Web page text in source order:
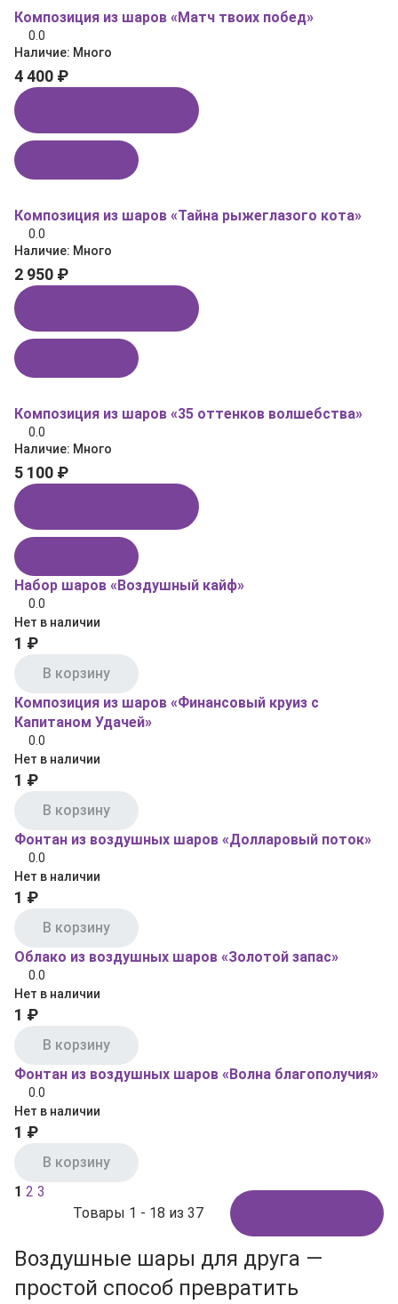
Композиция из шаров «Матч твоих побед»
0.0
Наличие: Много
4 400 ₽
Композиция из шаров «Тайна рыжеглазого кота»
0.0
Наличие: Много
2 950 ₽
Композиция из шаров «35 оттенков волшебства»
0.0
Наличие: Много
5 100 ₽
Набор шаров «Воздушный кайф»
0.0
Нет в наличии
1 ₽
В корзину
Композиция из шаров «Финансовый круиз с
Капитаном Удачей»
0.0
Нет в наличии
1 ₽
В корзину
Фонтан из воздушных шаров «Долларовый поток»
0.0
Нет в наличии
1 ₽
В корзину
Облако из воздушных шаров «Золотой запас»
0.0
Нет в наличии
1 ₽
В корзину
Фонтан из воздушных шаров «Волна благополучия»
0.0
Нет в наличии
1 ₽
В корзину
Товары 1 - 18 из 37
1 2 3
Воздушные шары для друга —
простой способ превратить